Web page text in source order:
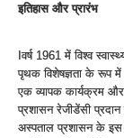
इतिहास और प्रारं‍भ
Iवर्ष 1961 में विश्‍व
पृथक विशेषज्ञता के रूप
एक व्‍यापक कार्यक्रम और
प्रशासन रेजीडेंसी
अस्‍पताल प्रशासन के